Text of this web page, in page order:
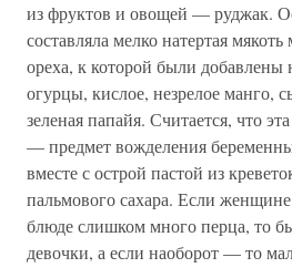
из фруктов и овощей — руджак.
составляла мелко натертая
ореха, к которой были добавлены
огурцы, кислое, незрелое манго,
зеленая папайя. Считается, что
— предмет вожделения
вместе с острой пастой из
пальмового сахара. Если
блюде слишком много перца, то
девочки, а если наоборот — то